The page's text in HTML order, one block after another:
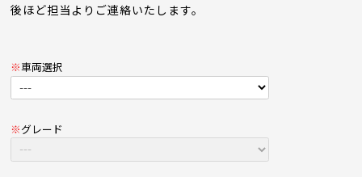
後ほど担当よりご連絡いたします。
※車両選択
※ グレード